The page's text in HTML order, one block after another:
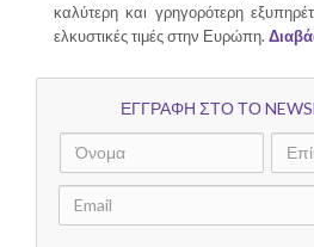
καλύτερη και γρηγορότερη
ελκυστικές τιμές στην Ευρώπη.
ΕΓΓΡΑΦΗ ΣΤΟ ΤΟ